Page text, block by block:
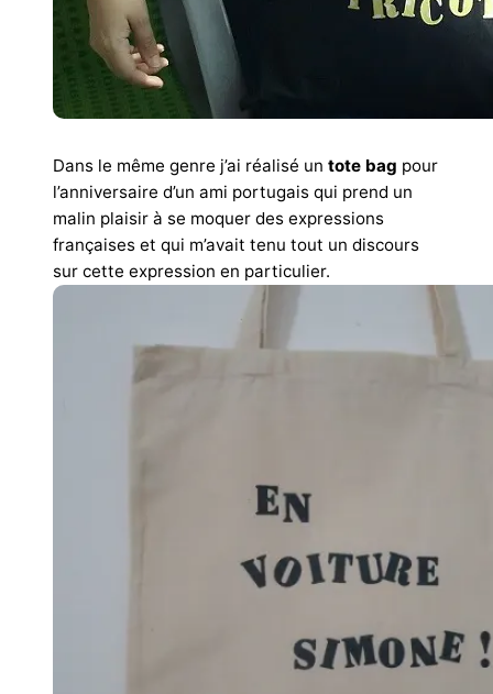
Dans le même genre j’ai réalisé un tote bag pour
l’anniversaire d’un ami portugais qui prend un
malin plaisir à se moquer des expressions
françaises et qui m’avait tenu tout un discours
sur cette expression en particulier.